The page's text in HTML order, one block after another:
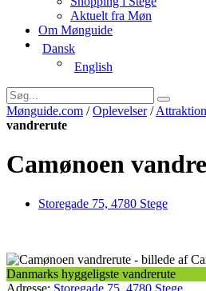
Aktuelt fra Møn
Om Mønguide
Dansk
English
Mønguide.com /Oplevelser/
vandrerute
Camønoen
Storegade 75, 4780 Stege
Danmarks hyggeligste vandrerute
Adresse: Storegade 75, 4780 Stege